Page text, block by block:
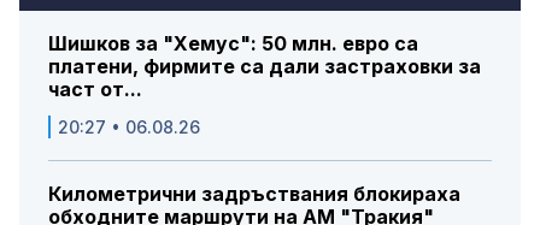
Шишков за "Хемус": 50 млн. евро са
платени, фирмите са дали застраховки за
част от...
20:27 • 06.08.26
Километрични задръствания блокираха
обходните маршрути на АМ "Тракия"